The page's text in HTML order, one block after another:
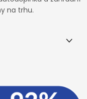
na trhu.